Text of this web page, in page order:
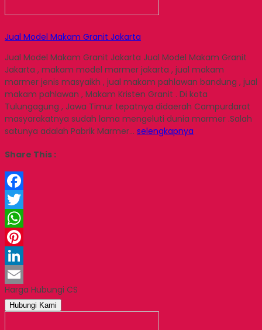
Jual Model Makam Granit Jakarta
Jual Model Makam Granit Jakarta Jual Model Makam Granit
Jakarta , makam model marmer jakarta , jual makam
marmer jenis masyaikh , jual makam pahlawan bandung , jual
makam pahlawan , Makam Kristen Granit . Di kota
Tulungagung , Jawa Timur tepatnya didaerah Campurdarat
masyarakatnya sudah lama mengeluti dunia marmer .Salah
satunya adalah Pabrik Marmer… selengkapnya
Share This :
Facebook
Twitter
WhatsApp
Pinterest
LinkedIn
Email
Harga Hubungi CS
Hubungi Kami